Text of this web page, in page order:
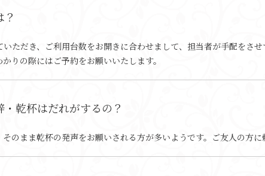
ただき、ご利用台数をお開きに合わせまして、担当者が手配をさ
りの際にはご予約をお願いいたします。
乾杯はだれがするの？
のまま乾杯の発声をお願いされる方が多いようです。ご友人の方に